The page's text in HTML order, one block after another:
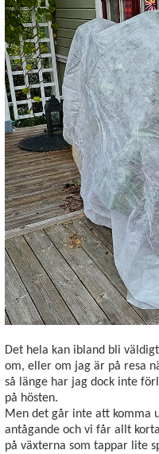
Det hela kan ibland bli
om, eller om jag är på resa
så länge har jag dock inte
på hösten.
Men det går inte att komma
antågande och vi får allt
på växterna som tappar lite